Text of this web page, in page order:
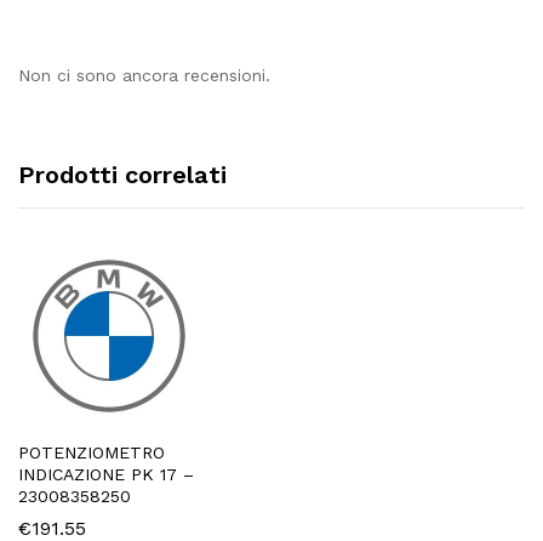
Non ci sono ancora recensioni.
Prodotti correlati
POTENZIOMETRO
INDICAZIONE PK 17 –
23008358250
€191.55